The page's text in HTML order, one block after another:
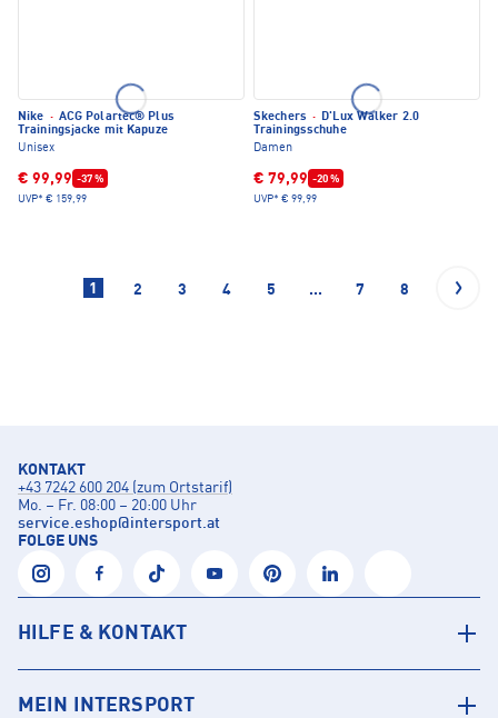
Nike · ACG Polartec® Plus
Trainingsjacke mit Kapuze
Unisex
€ 99,99 -37 %
UVP* € 159,99
Skechers · D'Lux Walker 2.0
Trainingsschuhe
Damen
€ 79,99 -20 %
UVP* € 99,99
1 2 3 4 5 ... 7 8
KONTAKT
+43 7242 600 204 (zum Ortstarif)
Mo. – Fr. 08:00 – 20:00 Uhr
service.eshop@intersport.at
FOLGE UNS
HILFE & KONTAKT
MEIN INTERSPORT